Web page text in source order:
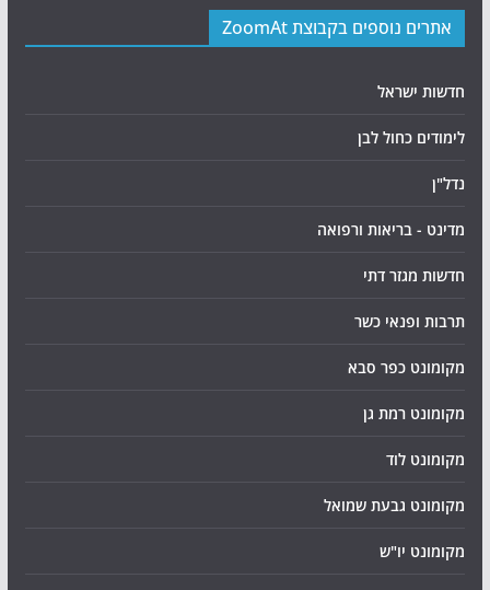
אתרים נוספים בקבוצת ZoomAt
חדשות ישראל
לימודים כחול לבן
נדל"ן
מדינט - בריאות ורפואה
חדשות מגזר דתי
תרבות ופנאי כשר
מקומונט כפר סבא
מקומונט רמת גן
מקומונט לוד
מקומונט גבעת שמואל
מקומונט יו"ש